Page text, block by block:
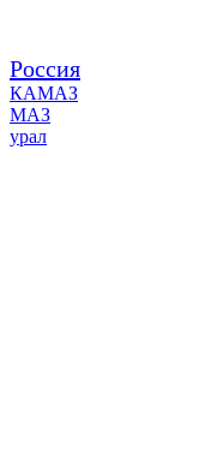
Россия
КАМАЗ
МАЗ
урал